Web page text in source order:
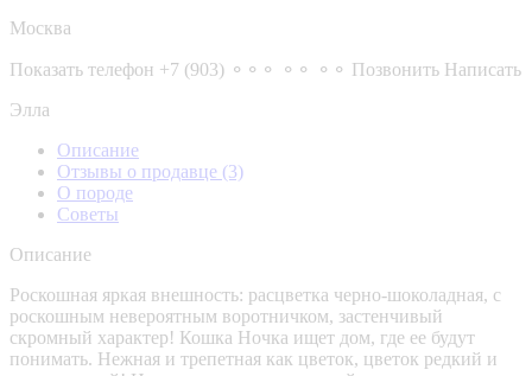
Москва
Показать телефон +7 (903) ⚬⚬⚬ ⚬⚬ ⚬⚬ Позвонить Написать
Элла
Описание
Отзывы о продавце (3)
О породе
Советы
Описание
Роскошная яркая внешность: расцветка черно-шоколадная, с
роскошным невероятным воротничком, застенчивый
скромный характер! Кошка Ночка ищет дом, где ее будут
понимать. Нежная и трепетная как цветок, цветок редкий и